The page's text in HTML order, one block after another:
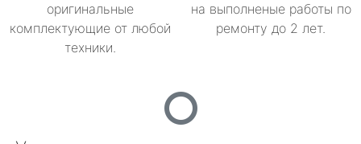
оригинальные
комплектующие от любой
техники.
на выполненые работы по
ремонту до 2 лет.